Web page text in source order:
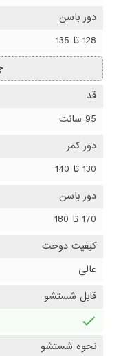
دور باسن
128 تا 135
قد
95 سانت
دور کمر
130 تا 140
دور باسن
170 تا 180
کیفیت دوخت
عالی
قابل شستشو
نحوه شستشو